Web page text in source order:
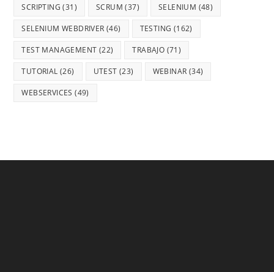
SCRIPTING (31) SCRUM (37) SELENIUM (48)
SELENIUM WEBDRIVER (46) TESTING (162)
TEST MANAGEMENT (22) TRABAJO (71)
TUTORIAL (26) UTEST (23) WEBINAR (34)
WEBSERVICES (49)